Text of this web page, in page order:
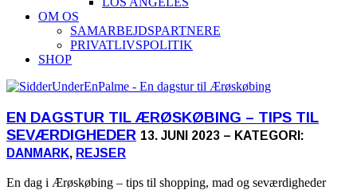
OM OS
SAMARBEJDSPARTNERE
PRIVATLIVSPOLITIK
SHOP
EN DAGSTUR TIL ÆRØSKØBING – TIPS TIL
SEVÆRDIGHEDER 13. JUNI 2023 – KATEGORI:
DANMARK, REJSER
En dag i Ærøskøbing – tips til shopping, mad og seværdigheder